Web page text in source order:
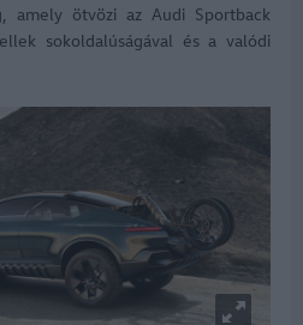
amely ötvözi az Audi Sportback
sokoldalúságával és a valódi